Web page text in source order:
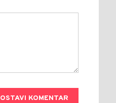
OSTAVI KOMENTAR